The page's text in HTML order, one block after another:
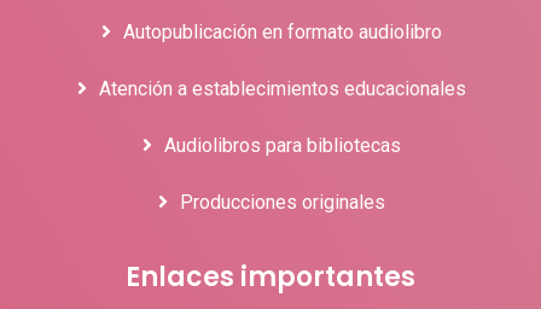
Autopublicación en formato audiolibro
Atención a establecimientos educacionales
Audiolibros para bibliotecas
Producciones originales
Enlaces importantes